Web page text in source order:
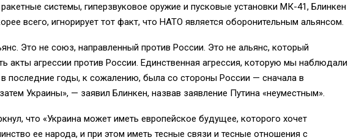
системы, гиперзвуковое оружие и пусковые установки МК-41, Блинкен
всего, игнорирует тот факт, что НАТО является оборонительным альянсом.
Это не союз, направленный против России. Это не альянс, который
акты агрессии против России. Единственная агрессия, которую мы наблюдали
в последние годы, к сожалению, была со стороны России — сначала в
Украины», — заявил Блинкен, назвав заявление Путина «неуместным».
что «Украина может иметь европейское будущее, которого хочет
ее народа, и при этом иметь тесные связи и тесные отношения с